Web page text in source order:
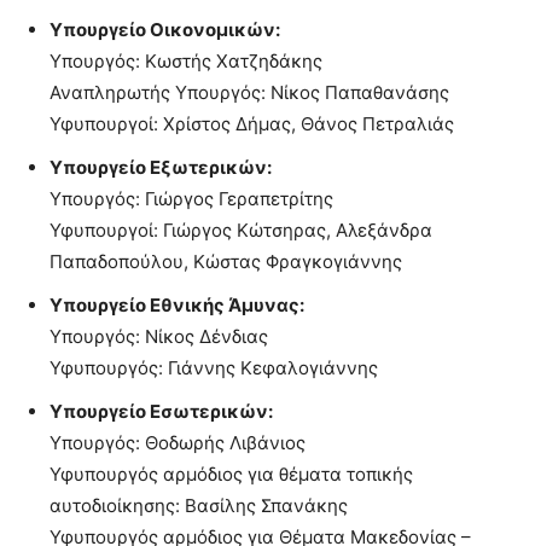
Υπουργείο Οικονομικών:
Υπουργός: Κωστής Χατζηδάκης
Αναπληρωτής Υπουργός: Νίκος Παπαθανάσης
Υφυπουργοί: Χρίστος Δήμας, Θάνος Πετραλιάς
Υπουργείο Εξωτερικών:
Υπουργός: Γιώργος Γεραπετρίτης
Υφυπουργοί: Γιώργος Κώτσηρας, Αλεξάνδρα
Παπαδοπούλου, Κώστας Φραγκογιάννης
Υπουργείο Εθνικής Άμυνας:
Υπουργός: Νίκος Δένδιας
Υφυπουργός: Γιάννης Κεφαλογιάννης
Υπουργείο Εσωτερικών:
Υπουργός: Θοδωρής Λιβάνιος
Υφυπουργός αρμόδιος για θέματα τοπικής
αυτοδιοίκησης: Βασίλης Σπανάκης
Υφυπουργός αρμόδιος για Θέματα Μακεδονίας –